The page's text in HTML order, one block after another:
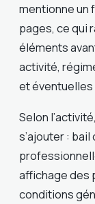
mentionne un
pages, ce qui
éléments
activité,
et
Selon
s’ajouter :
affichage des
conditions